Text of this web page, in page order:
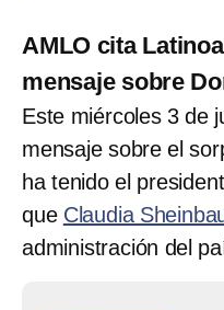
AMLO cita
mensaje sobre
Este miércoles 3 de
mensaje sobre el
ha tenido el
que Claudia
administración del